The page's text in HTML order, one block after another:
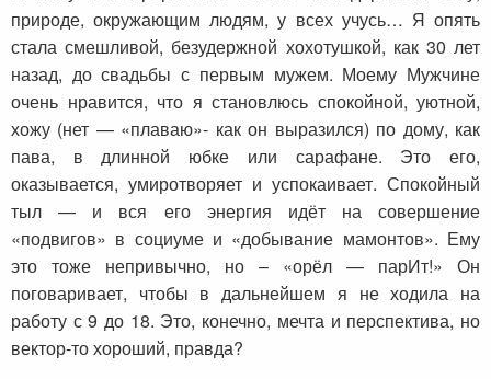
природе, окружающим людям, у всех учусь… Я опять
стала смешливой, безудержной хохотушкой, как 30 лет
назад, до свадьбы с первым мужем. Моему Мужчине
очень нравится, что я становлюсь спокойной, уютной,
хожу (нет — «плаваю»- как он выразился) по дому, как
пава, в длинной юбке или сарафане. Это его,
оказывается, умиротворяет и успокаивает. Спокойный
тыл — и вся его энергия идёт на совершение
«подвигов» в социуме и «добывание мамонтов». Ему
это тоже непривычно, но – «орёл — парИт!» Он
поговаривает, чтобы в дальнейшем я не ходила на
работу с 9 до 18. Это, конечно, мечта и перспектива, но
вектор-то хороший, правда?